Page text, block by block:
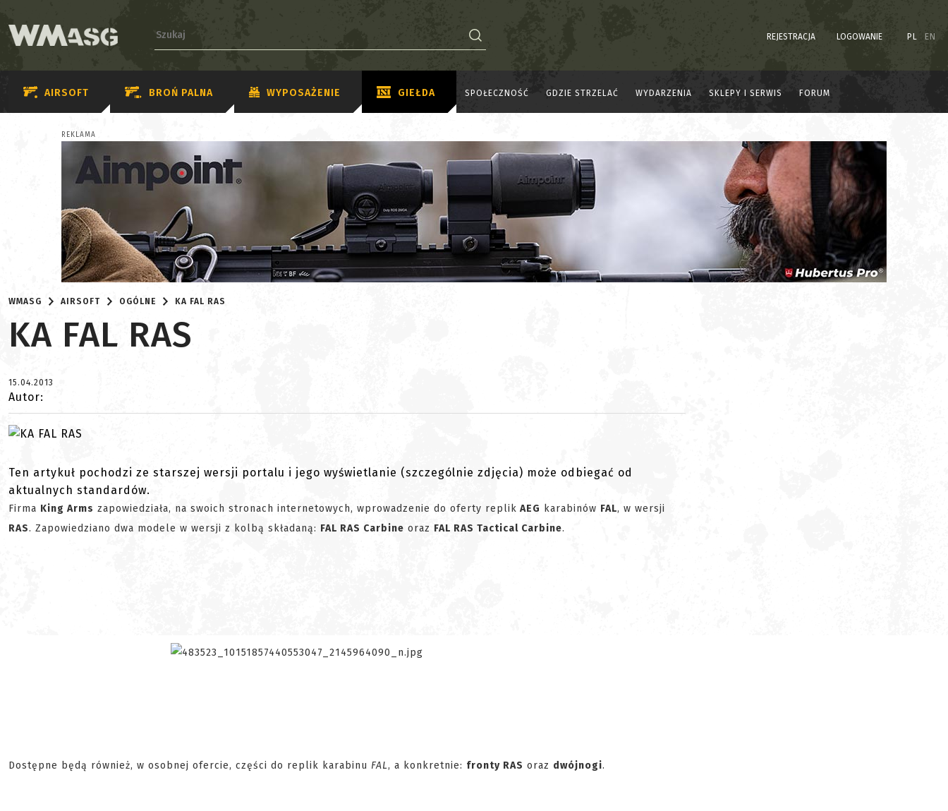
REJESTRACJA LOGOWANIE PL EN
AIRSOFT BROŃ PALNA WYPOSAŻENIE GIEŁDA SPOŁECZNOŚĆ GDZIE STRZELAĆ WYDARZENIA SKLEPY I SERWIS FORUM
REKLAMA
WMASG AIRSOFT OGÓLNE KA FAL RAS
KA FAL RAS
15.04.2013
Autor:
Ten artykuł pochodzi ze starszej wersji portalu i jego wyświetlanie (szczególnie zdjęcia) może odbiegać od
aktualnych standardów.
Firma King Arms zapowiedziała, na swoich stronach internetowych, wprowadzenie do oferty replik AEG karabinów FAL, w wersji
RAS. Zapowiedziano dwa modele w wersji z kolbą składaną: FAL RAS Carbine oraz FAL RAS Tactical Carbine.
Dostępne będą również, w osobnej ofercie, części do replik karabinu FAL, a konkretnie: fronty RAS oraz dwójnogi.